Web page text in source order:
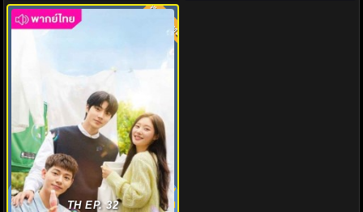
ครอบครัวหัวใจลิขิตเอง Family by
Choice (2024) EP.1-16 พากย์ไทย
7.0 พากย์ไทย
TH EP. 32